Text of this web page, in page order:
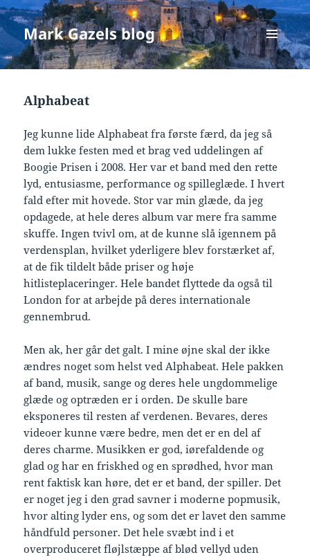
Mark Gazels blog
MENU
OG
Alphabeat
Jeg kunne lide Alphabeat fra første færd, da jeg så
dem lukke festen med et brag ved uddelingen af
Boogie Prisen i 2008. Her var et band med den rette
lyd, entusiasme, performance og spilleglæde. I hvert
fald efter mit hovede. Stor var min glæde, da jeg
opdagede, at hele deres album var mere fra samme
skuffe. Ingen tvivl om, at de kunne slå igennem på
verdensplan, hvilket yderligere blev forstærket af,
at de fik tildelt både priser og høje
hitlisteplaceringer. Hele bandet flyttede da også til
London for at arbejde på deres internationale
gennembrud.
Men ak, her går det galt. I mine øjne skal der ikke
ændres noget som helst ved Alphabeat. Hele pakken
af band, musik, sange og deres hele ungdommelige
glæde og optræden er i orden. De skulle bare
eksponeres til resten af verdenen. Bevares, deres
videoer kunne være bedre, men det er en del af
deres charme. Musikken er god, iørefaldende og
glad og har en friskhed og en sprødhed, hvor man
rent faktisk kan høre, det er et band, der spiller. Det
er noget jeg i den grad savner i moderne popmusik,
hvor alting lyder ens, og som det er lavet den samme
håndfuld personer. Det hele svæbt ind i et
overproduceret fløjlstæppe af blød vellyd uden